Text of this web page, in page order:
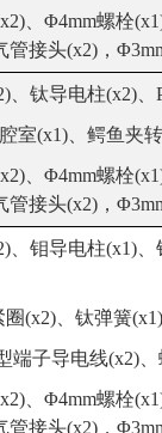
、Φ4mm螺栓
管接头(x2)，
、钛导电柱(x2)
室(x1)、鳄鱼夹
、Φ4mm螺栓
管接头(x2)，
钼导电柱(x1)
(x2)、 钛弹簧
端子导电线(x2)
、Φ4mm螺栓
管接头(x2)，